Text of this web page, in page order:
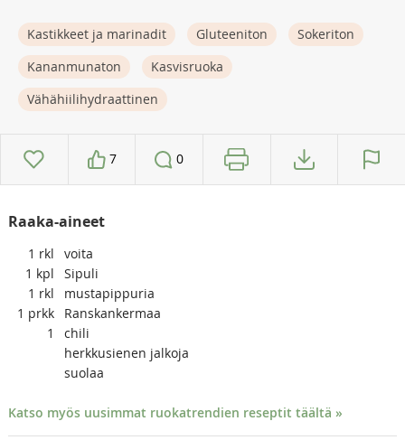
Kastikkeet ja marinadit Gluteeniton
Sokeriton
Kananmunaton
Kasvisruoka
Vähähiilihydraattinen
7 0
Raaka-aineet
1 rkl
voita
1 kpl
Sipuli
1 rkl
mustapippuria
1 prkk
Ranskankermaa
1
chili
herkkusienen jalkoja
suolaa
Katso myös uusimmat ruokatrendien reseptit täältä »